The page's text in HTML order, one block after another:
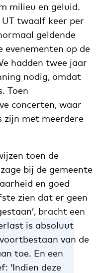
milieu en geluid.
twaalf keer per
geldende
evenementen op de
hadden twee jaar
nodig, omdat
Toen
concerten, waar
met meerdere
toen de
bij de gemeente
en goed
zien dat er geen
bracht een
is absoluut
van de
toe. En een
‘Indien deze